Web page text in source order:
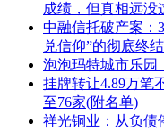
成绩，但真相远没
中融信托破产案：
兑信仰”的彻底终结
泡泡玛特城市乐园
挂牌转让4.89万笔
至76家(附名单)
祥光铜业：从负债